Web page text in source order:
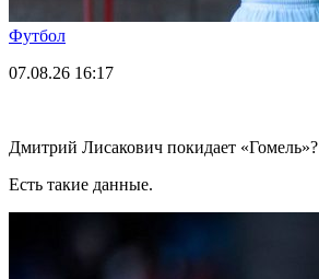
Футбол
07.08.26 16:17
Дмитрий Лисакович покидает «Гомель»?
Есть такие данные.